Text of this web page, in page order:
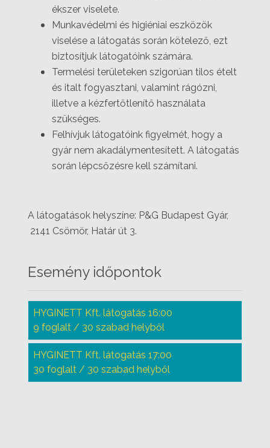
ékszer viselete.
Munkavédelmi és higiéniai eszközök
viselése a látogatás során kötelező, ezt
biztosítjuk látogatóink számára.
Termelési területeken szigorúan tilos ételt
és italt fogyasztani, valamint rágózni,
illetve a kézfertőtlenítő használata
szükséges.
Felhívjuk látogatóink figyelmét, hogy a
gyár nem akadálymentesített. A látogatás
során lépcsőzésre kell számítani.
A látogatások helyszíne: P&G Budapest Gyár,
2141 Csömör, Határ út 3.
Esemény időpontok
HYGINETT Kft. látogatás 16:00
9 foglalt / 30 szabad helyből
HYGINETT Kft. látogatás 17:00
30 foglalt / 30 szabad helyből